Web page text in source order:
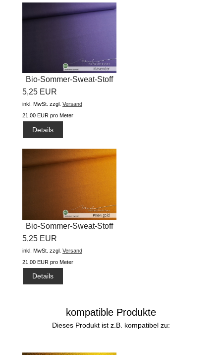
Bio-Sommer-Sweat-Stoff
"basic...
5,25 EUR
inkl. MwSt. zzgl. Versand
21,00 EUR pro Meter
Details
Bio-Sommer-Sweat-Stoff
"basic...
5,25 EUR
inkl. MwSt. zzgl. Versand
21,00 EUR pro Meter
Details
kompatible Produkte
Dieses Produkt ist z.B. kompatibel zu: